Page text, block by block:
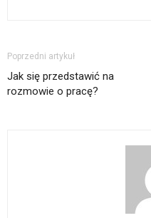
Poprzedni artykuł
Jak się przedstawić na
rozmowie o pracę?